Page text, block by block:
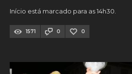
Início está marcado para as 14h30.
1571 0 0